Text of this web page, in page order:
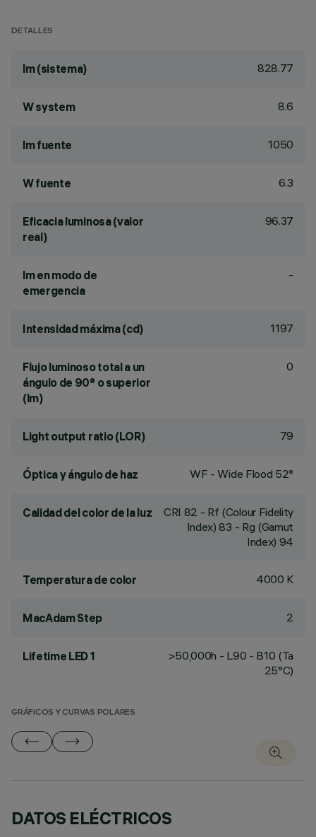
DETALLES
lm (sistema) 828.77
W system 8.6
lm fuente 1050
W fuente 6.3
Eficacia luminosa (valor
real)
96.37
lm en modo de
emergencia
-
Intensidad máxima (cd) 1197
Flujo luminoso total a un
ángulo de 90° o superior
(lm)
0
Light output ratio (LOR) 79
Óptica y ángulo de haz WF - Wide Flood 52°
Calidad del color de la luz CRI 82 - Rf (Colour Fidelity
Index) 83 - Rg (Gamut
Index) 94
Temperatura de color 4000 K
MacAdam Step 2
Lifetime LED 1
>50,000h - L90 - B10 (Ta
25°C)
GRÁFICOS Y CURVAS POLARES
DATOS ELÉCTRICOS